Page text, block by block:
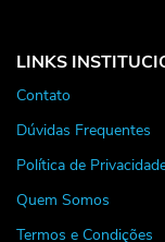
LINKS
Contato
Dúvidas Frequentes
Política de
Quem Somos
Termos e Condições